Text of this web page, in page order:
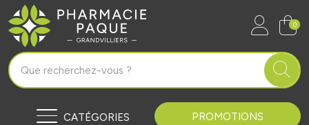
Pharmacie Paque Grandvilliers
0
CATÉGORIES PROMOTIONS